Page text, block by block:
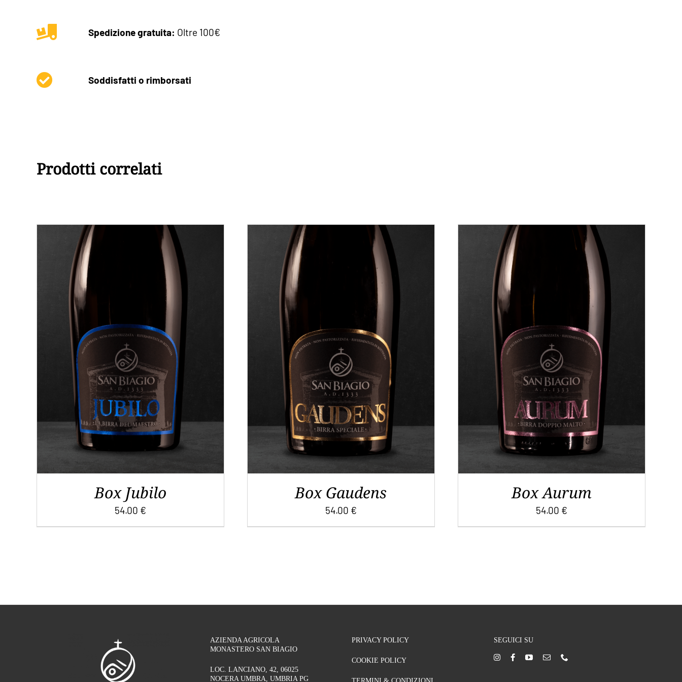
Spedizione gratuita: Oltre 100€
Soddisfatti o rimborsati
Prodotti correlati
AGGIUNGI AL CARRELLO DETTAGLI
Box Jubilo
54.00 €
AGGIUNGI AL CARRELLO DETTAGLI
Box Gaudens
54.00 €
AGGIUNGI AL CARRELLO DETTAGLI
Box Aurum
54.00 €
AZIENDA AGRICOLA
MONASTERO SAN BIAGIO
LOC. LANCIANO, 42, 06025
NOCERA UMBRA, UMBRIA PG
PRIVACY POLICY
COOKIE POLICY
SEGUICI SU